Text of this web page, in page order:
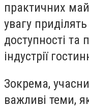
практичних
увагу
доступності та
індустрії
Зокрема,
важливі теми,